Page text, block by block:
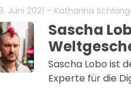
Juni 2021 – Katharina
Sascha
Sascha Lobo ist
Experte für die